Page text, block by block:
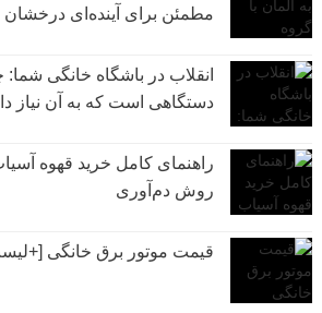
مطمئن برای آینده‌ای درخشان
انقلاب در باشگاه خانگی شما:
دستگاهی است که به آن نیاز
راهنمای کامل خرید قهوه
روش دم‌آوری
قیمت موتور برق خانگی